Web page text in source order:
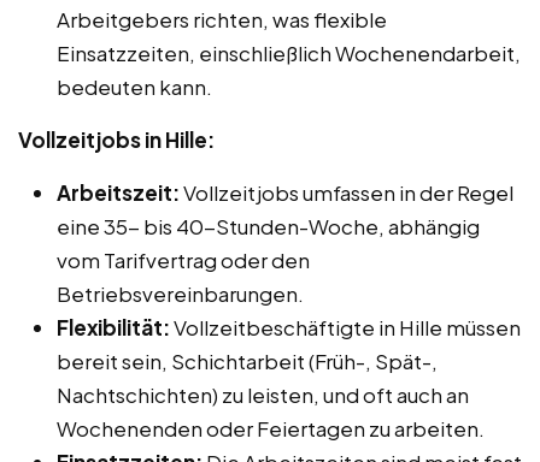
Arbeitgebers richten, was flexible
Einsatzzeiten, einschließlich Wochenendarbeit,
bedeuten kann.
Vollzeitjobs in Hille:
Arbeitszeit:Vollzeitjobs umfassen in der Regel
eine 35- bis 40-Stunden-Woche, abhängig
vom Tarifvertrag oder den
Betriebsvereinbarungen.
Flexibilität:Vollzeitbeschäftigte in Hille müssen
bereit sein, Schichtarbeit (Früh-, Spät-,
Nachtschichten) zu leisten, und oft auch an
Wochenenden oder Feiertagen zu arbeiten.